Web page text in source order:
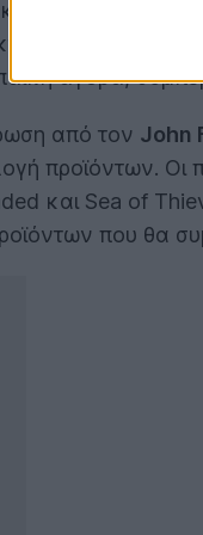
αυθεντικά
αγορά,
από τον John
προϊόντων.
και Sea of
που θα